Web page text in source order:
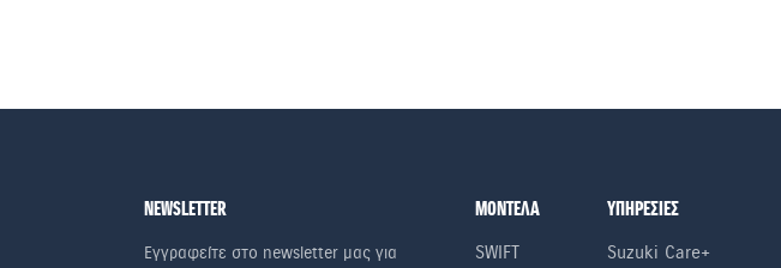
NEWSLETTER
Εγγραφείτε στο newsletter μας για
ΜΟΝΤΕΛΑ
SWIFT
ΥΠΗΡΕΣΙΕΣ
Suzuki Care+